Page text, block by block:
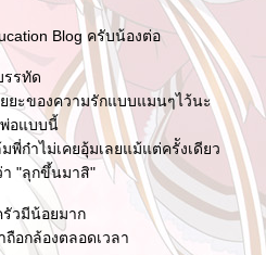
Blog ครับน้องต่อ
รทัด
ะของความรักแบบแมนๆไว้นะ
อแบบนี้
พี่ก๋าไม่เคยอุ้มเลยแม้แต่ครัังเดียว
"ลุกขึ้นมาสิ"
วมีน้อยมาก
ถือกล้องตลอดเวลา